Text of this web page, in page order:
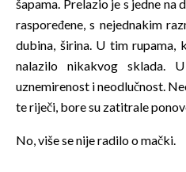
šapama. Prelazio je s jedne na
raspoređene, s nejednakim
dubina, širina. U tim rupama,
nalazilo nikakvog sklada.
uznemirenost i neodlučnost.
te riječi, bore su zatitrale
No, više se nije radilo o mački.